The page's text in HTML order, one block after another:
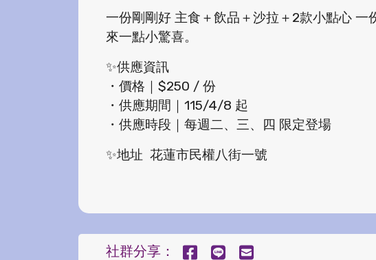
一份剛剛好 主食＋飲品＋沙拉＋2款小點心
來一點小驚喜。
✨供應資訊
・價格｜$250 / 份
・供應期間｜115/4/8 起
・供應時段｜每週二、三、四 限定登場
✨地址 花蓮市民權八街一號
社群分享：